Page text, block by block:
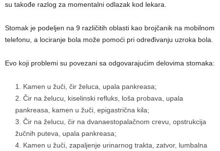
su takođe razlog za momentalni odlazak kod lekara.
Stomak je podeljen na 9 različitih oblasti kao brojčanik na mobilnom
telefonu, a lociranje bola može pomoći pri određivanju uzroka bola.
Evo koji problemi su povezani sa odgovarajućim delovima stomaka:
Kamen u žuči, čir želuca, upala pankreasa;
Čir na želucu, kiselinski refluks, loša probava, upala
pankreasa, kamen u žuči, epigastrična kila;
Čir na želucu, čir na dvanaestopalačnom crevu, opstrukcija
žučnih puteva, upala pankreasa;
Kamen u žuči, zapaljenje urinarnog trakta, zatvor, lumbalna